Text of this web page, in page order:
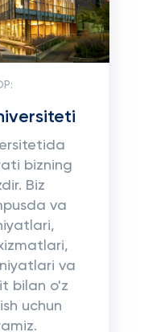
bizning
Biz
va
va
bilan o'z
uchun